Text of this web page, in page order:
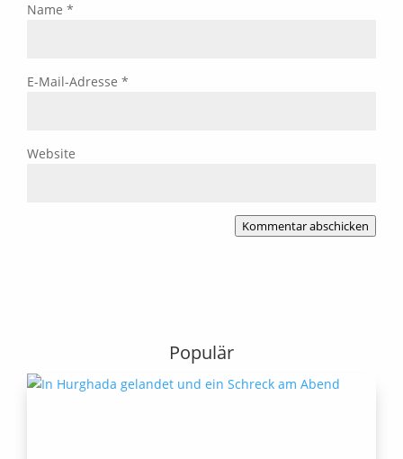
Name *
E-Mail-Adresse *
Website
Kommentar abschicken
Populär